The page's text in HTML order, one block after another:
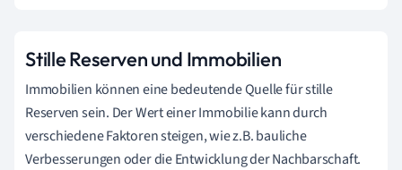
Stille Reserven und Immobilien
Immobilien können eine bedeutende Quelle für stille
Reserven sein. Der Wert einer Immobilie kann durch
verschiedene Faktoren steigen, wie z.B. bauliche
Verbesserungen oder die Entwicklung der Nachbarschaft.